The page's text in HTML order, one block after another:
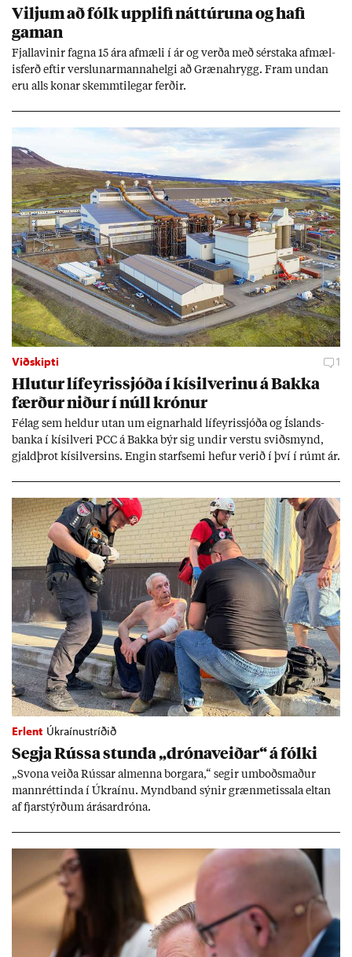
Vilj­um að fólk upp­lifi nátt­úr­una og hafi
gam­an
Fjalla­vin­ir fagna 15 ára af­mæli í ár og verða með sér­staka af­mæl­
is­ferð eft­ir versl­un­ar­manna­helgi að Græna­hrygg. Fram und­an
eru alls kon­ar skemmti­leg­ar ferð­ir.
Viðskipti 1
Hlut­ur líf­eyr­is­sjóða í kís­il­ver­inu á Bakka
færð­ur nið­ur í núll krón­ur
Fé­lag sem held­ur ut­an um eign­ar­hald líf­eyr­is­sjóða og Ís­lands­
banka í kís­il­veri PCC á Bakka býr sig und­ir verstu sviðs­mynd,
gjald­þrot kís­il­vers­ins. Eng­in starf­semi hef­ur ver­ið í því í rúmt ár.
Erlent Úkraínustríðið
Segja Rússa stunda „dróna­veið­ar“ á fólki
„Svona veiða Rúss­ar al­menna borg­ara,“ seg­ir um­boðs­mað­ur
mann­rétt­inda í Úkraínu. Mynd­band sýn­ir græn­met­issala elt­an
af fjar­stýrð­um árás­ar­dróna.